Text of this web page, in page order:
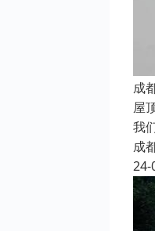
成
屋
我
成
24-